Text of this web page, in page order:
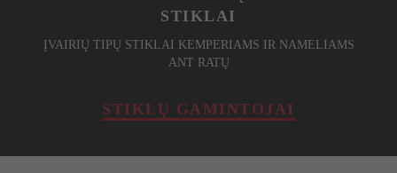
STIKLAI
ĮVAIRIŲ TIPŲ STIKLAI KEMPERIAMS IR NAMELIAMS
ANT RATŲ
STIKLŲ GAMINTOJAI